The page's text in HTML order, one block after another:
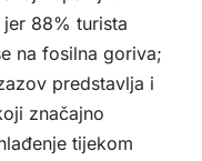
88% turista
na fosilna goriva;
predstavlja i
značajno
tijekom